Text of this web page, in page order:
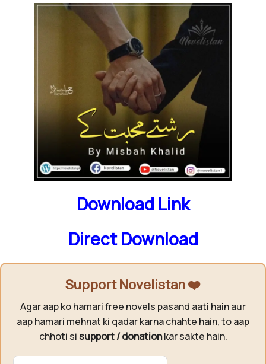
Download Link
Direct Download
Support Novelistan ❤️
Agar aap ko hamari free novels pasand aati hain aur
aap hamari mehnat ki qadar karna chahte hain, to aap
chhoti si support / donationkar sakte hain.